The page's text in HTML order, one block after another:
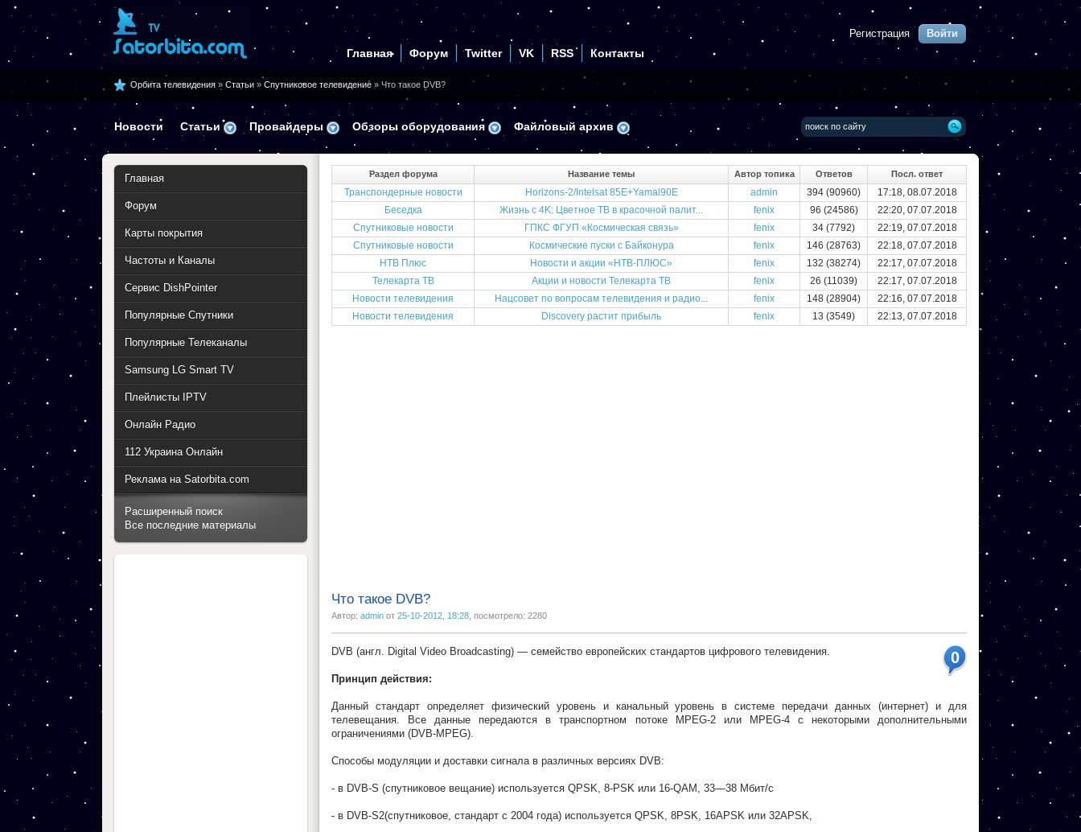
Регистрация Войти
Главная Форум Twitter VK RSS Контакты
Орбита телевидения » Статьи » Спутниковое телевидение » Что такое DVB?
Новости Статьи Провайдеры Обзоры оборудования Файловый архив
Раздел форума Название темы Автор топика Ответов Посл. ответ
Транспондерные новости Horizons-2/Intelsat 85Е+Yamal90Е admin 394 (90960)
17:18, 08.07.2018
Беседка
Жизнь с 4K: Цветное ТВ в красочной палит... fenix 96 (24586)
22:20, 07.07.2018
Спутниковые новости
ГПКС ФГУП «Космическая связь» fenix 34 (7792)
22:19, 07.07.2018
Спутниковые новости
Космические пуски с Байконура fenix 146 (28763)
22:18, 07.07.2018
НТВ Плюс
Новости и акции «НТВ-ПЛЮС» fenix 132 (38274)
22:17, 07.07.2018
Телекарта ТВ
Акции и новости Телекарта ТВ fenix 26 (11039)
22:17, 07.07.2018
Новости телевидения
Нацсовет по вопросам телевидения и радио... fenix 148 (28904)
22:16, 07.07.2018
Новости телевидения
Discovery растит прибыль fenix 13 (3549) 22:13, 07.07.2018
Что такое DVB?
Автор: admin от 25-10-2012, 18:28 , посмотрело: 2280
0
DVB (англ. Digital Video Broadcasting) — семейство европейских стандартов цифрового телевидения.
Принцип действия:
Данный стандарт определяет физический уровень и канальный уровень в системе передачи данных (интернет) и для
телевещания. Все данные передаются в транспортном потоке MPEG-2 или MPEG-4 с некоторыми дополнительными
ограничениями (DVB-MPEG).
Способы модуляции и доставки сигнала в различных версиях DVB:
- в DVB-S (спутниковое вещание) используется QPSK, 8-PSK или 16-QAM, 33—38 Мбит/с
- в DVB-S2(спутниковое, стандарт с 2004 года) используется QPSK, 8PSK, 16APSK или 32APSK,
Главная
Форум
Карты покрытия
Частоты и Каналы
Сервис DishPointer
Популярные Спутники
Популярные Телеканалы
Samsung LG Smart TV
Плейлисты IPTV
Онлайн Радио
112 Украина Онлайн
Реклама на Satorbita.com
Расширенный поиск
Все последние материалы